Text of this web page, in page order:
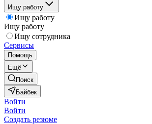
Ищу работу
Ищу работу
Ищу работу
Ищу сотрудника
Сервисы
Помощь
Ещё
Поиск
Байбек
Войти
Войти
Создать резюме